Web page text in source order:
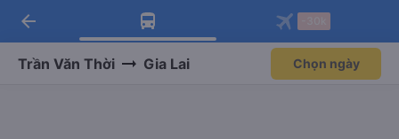
Tải app Vexere ngay!
Nhận ưu đãi thành viên độc
Mở app
Tải app Vexere
-30k/ghế khi đặt vé máy bay qua
Mở app
arrow_back
Trần Văn Thời Gia Lai Chọn ngày